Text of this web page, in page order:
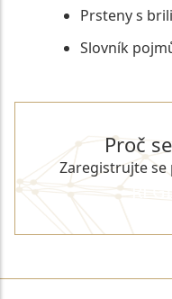
Prsteny s
Slovník
Proč
Zaregistrujte se